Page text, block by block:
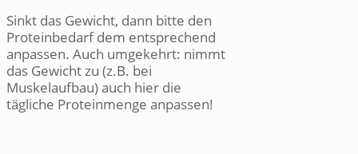
Sinkt das Gewicht, dann bitte den
Proteinbedarf dem entsprechend
anpassen. Auch umgekehrt: nimmt
das Gewicht zu (z.B. bei
Muskelaufbau) auch hier die
tägliche Proteinmenge anpassen!